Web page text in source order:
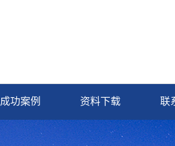
成功案例 资料下载 联